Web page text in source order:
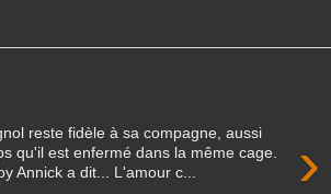
›
reste fidèle à sa compagne, aussi
qu'il est enfermé dans la même cage.
Annick a dit... L'amour c...